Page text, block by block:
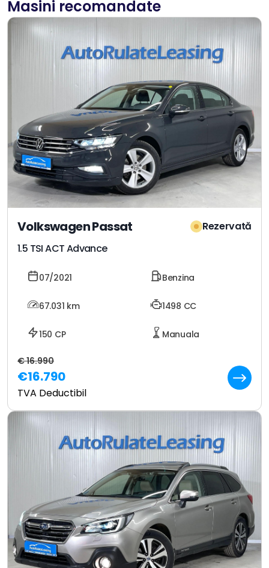
Masini recomandate
Volkswagen Passat
1.5 TSI ACT Advance
Rezervată
07/2021 Benzina
67.031 km 1498 CC
150 CP Manuala
€ 16.990
€16.790
TVA Deductibil